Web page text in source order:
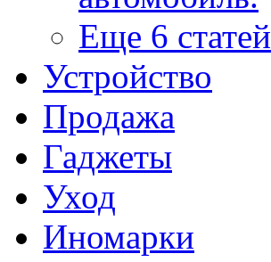
Еще 6 статей
Устройство
Продажа
Гаджеты
Уход
Иномарки